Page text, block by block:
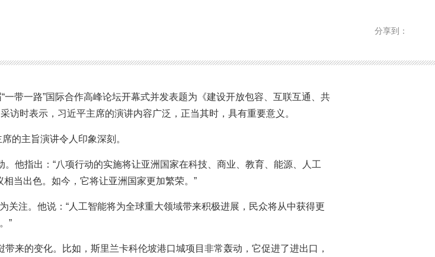
分享到：
带一路”国际合作高峰论坛开幕式并发表题为《建设开放包容、互联互通、共
访时表示，习近平主席的演讲内容广泛，正当其时，具有重要意义。
的主旨演讲令人印象深刻。
他指出：“八项行动的实施将让亚洲国家在科技、商业、教育、能源、人工
当出色。如今，它将让亚洲国家更加繁荣。”
关注。他说：“人工智能将为全球重大领域带来积极进展，民众将从中获得更
”
来的变化。比如，斯里兰卡科伦坡港口城项目非常轰动，它促进了进出口，